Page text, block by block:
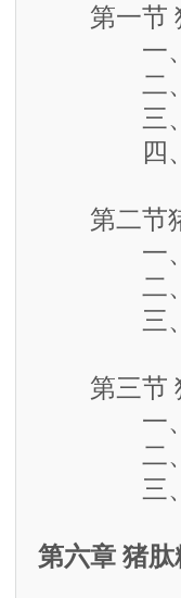
第一节
一、主
二、紧
三、伙
四、松
第二节猪
一、大
二、网
三、渠
第三节 猪
一、客
二、客
三、客
第六章 猪